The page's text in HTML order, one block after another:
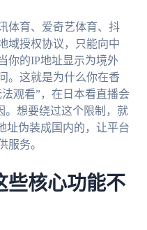
体育、爱奇艺体育、抖
域授权协议，只能向中
你的IP地址显示为境外
。这就是为什么你在香
观看”，在日本看直播会
。想要绕过这个限制，就
址伪装成国内的，让平台
服务。
些核心功能不